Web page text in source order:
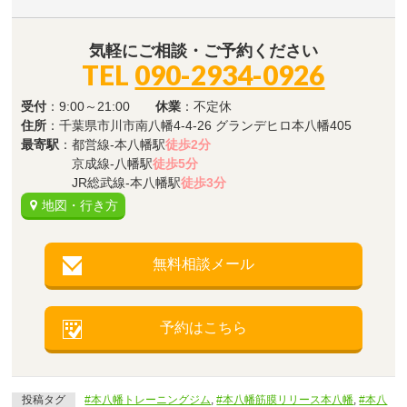
気軽にご相談・ご予約ください
TEL 090-2934-0926
受付 ：9:00～21:00休業 ：不定休
住所 ：千葉県市川市南八幡4-4-26 グランデヒロ本八幡405
最寄駅 ：都営線-本八幡駅徒歩2分
京成線-八幡駅徒歩5分
JR総武線-本八幡駅徒歩3分
地図・行き方
無料相談メール
予約はこちら
投稿タグ #本八幡トレーニングジム ,#本八幡筋膜リリース本八幡 ,#本八